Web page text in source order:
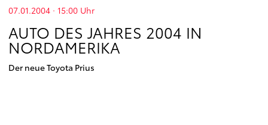
07.01.2004 · 15:00 Uhr
AUTO DES JAHRES 2004 IN
NORDAMERIKA
Der neue Toyota Prius